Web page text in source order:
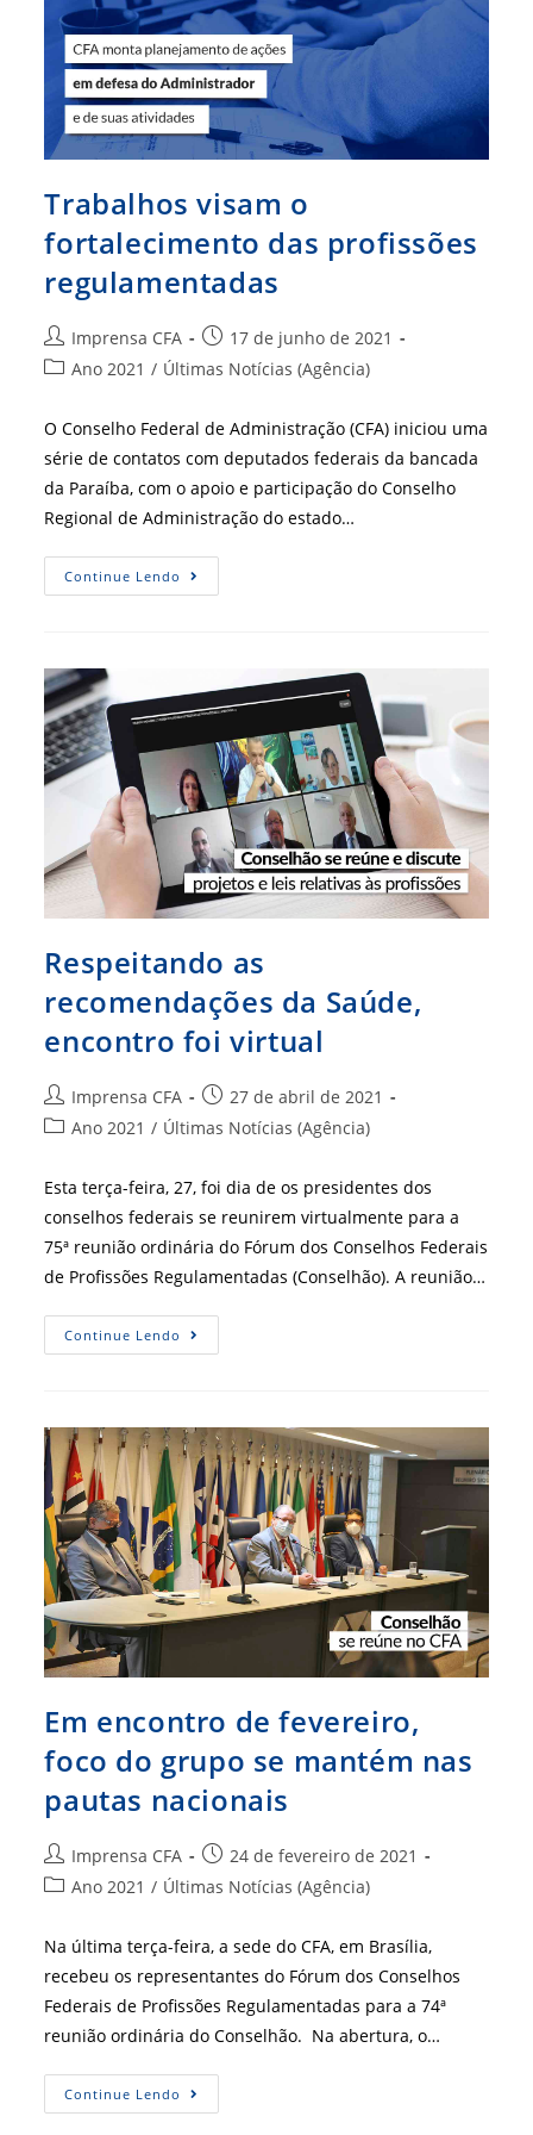
Trabalhos visam o
fortalecimento das profissões
regulamentadas
Autor
do
Imprensa CFA
Post
publicado:
17 de junho de 2021
Categoria
post:
Ano 2021 / Últimas Notícias (Agência)
O Conselho Federal de Administração (CFA) iniciou uma
série de contatos com deputados federais da bancada
da Paraíba, com o apoio e participação do Conselho
Regional de Administração do estado…
Continue Lendo Trabalhos
Visam
Regulamentadas
Respeitando as
recomendações da Saúde,
encontro foi virtual
Autor
do
Imprensa CFA
Post
publicado:
27 de abril de 2021
Categoria
post:
Ano 2021 / Últimas Notícias (Agência)
Esta terça-feira, 27, foi dia de os presidentes dos
conselhos federais se reunirem virtualmente para a
75ª reunião ordinária do Fórum dos Conselhos Federais
de Profissões Regulamentadas (Conselhão). A reunião…
Continue Lendo Respeitando
As
Foi
Virtual
Em encontro de fevereiro,
foco do grupo se mantém nas
pautas nacionais
Autor
do
Imprensa CFA
Post
publicado:
24 de fevereiro de 2021
Categoria
post:
Ano 2021 / Últimas Notícias (Agência)
Na última terça-feira, a sede do CFA, em Brasília,
recebeu os representantes do Fórum dos Conselhos
Federais de Profissões Regulamentadas para a 74ª
reunião ordinária do Conselhão. Na abertura, o…
Continue Lendo Em
Encontro